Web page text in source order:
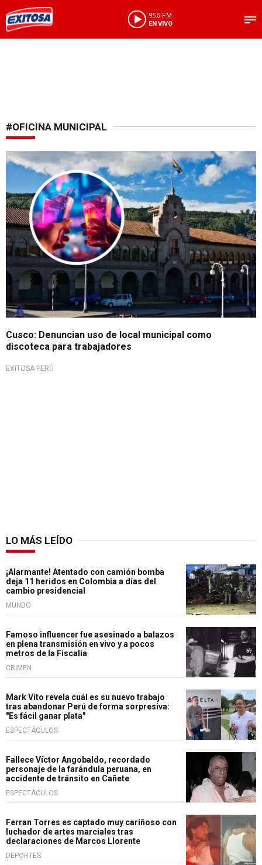
95.5 FM
EN VIVO
#OFICINA MUNICIPAL
Municipalidad regional
Cusco: Denuncian uso de local municipal como
discoteca para trabajadores
EXITOSA PERÚ
LO MÁS LEÍDO
¡Alarmante! Atentado con camión bomba
deja 11 heridos en Colombia a días del
cambio presidencial
MUNDO
Famoso influencer fue asesinado a balazos
en plena transmisión en vivo y a pocos
metros de la Fiscalía
CRIMEN
Mark Vito revela cuál es su nuevo trabajo
tras abandonar Perú de forma sorpresiva:
"Es fácil ganar plata"
ESPECTÁCULOS
Fallece Víctor Angobaldo, recordado
personaje de la farándula peruana, en
accidente de tránsito en Cañete
ESPECTÁCULOS
Ferran Torres es captado muy cariñoso con
luchador de artes marciales tras
declaraciones de Marcos Llorente
DEPORTES